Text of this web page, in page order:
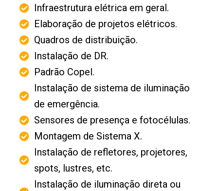
Infraestrutura elétrica em geral.
Elaboração de projetos elétricos.
Quadros de distribuição.
Instalação de DR.
Padrão Copel.
Instalação de sistema de iluminação
de emergência.
Sensores de presença e fotocélulas.
Montagem de Sistema X.
Instalação de refletores, projetores,
spots, lustres, etc.
Instalação de iluminação direta ou